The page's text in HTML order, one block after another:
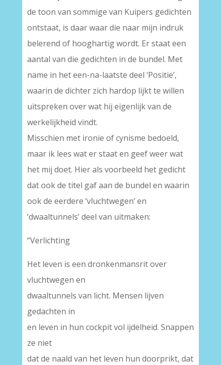
de toon van sommige van Kuipers gedichten
ontstaat, is daar waar die naar mijn indruk
belerend of hooghartig wordt. Er staat een
aantal van die gedichten in de bundel. Met
name in het een-na-laatste deel ‘Positie’,
waarin de dichter zich hardop lijkt te willen
uitspreken over wat hij eigenlijk van de
werkelijkheid vindt.
Misschien met ironie of cynisme bedoeld,
maar ik lees wat er staat en geef weer wat
het mij doet. Hier als voorbeeld het gedicht
dat ook de titel gaf aan de bundel en waarin
ook de eerdere ‘vluchtwegen’ en
‘dwaaltunnels’ deel van uitmaken:
“Verlichting
Het leven is een dronkenmansrit over
vluchtwegen en
dwaaltunnels van licht. Mensen lijven
gedachten in
en leven in hun cockpit vol ijdelheid. Snappen
ze niet
dat de naald van het leven hun doorprikt, dat